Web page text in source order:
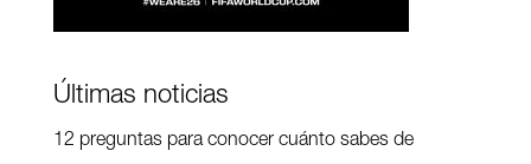
Últimas noticias
12 preguntas para conocer cuánto sabes de